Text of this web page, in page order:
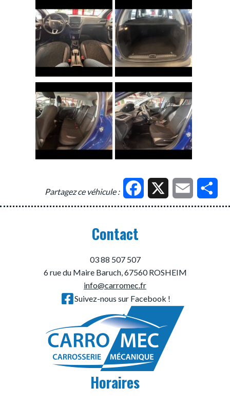
Partagez ce véhicule : Facebook Email
Contact
03 88 507 507
6 rue du Maire Baruch, 67560 ROSHEIM
info@carromec.fr
Suivez-nous sur Facebook !
Horaires